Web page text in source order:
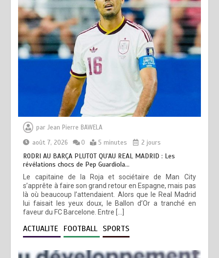
parJean Pierre BAWELA
août 7, 2026
0 5 minutes 2 jours
RODRI AU BARÇA PLUTOT QU’AU REAL MADRID : Les
révélations chocs de Pep Guardiola…
Le capitaine de la Roja et sociétaire de Man City
s’apprête à faire son grand retour en Espagne, mais pas
là où beaucoup l’attendaient. Alors que le Real Madrid
lui faisait les yeux doux, le Ballon d’Or a tranché en
faveur du FC Barcelone. Entre […]
ACTUALITE FOOTBALL SPORTS